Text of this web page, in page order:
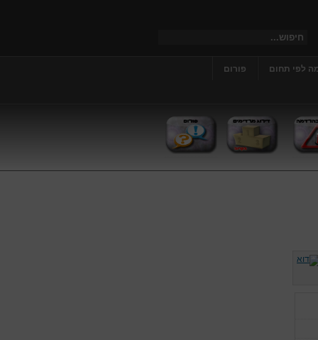
לפי תחום פורום